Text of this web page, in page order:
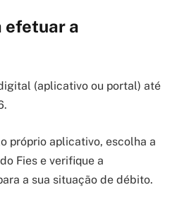
efetuar a
(aplicativo ou portal) até
próprio aplicativo, escolha a
Fies e verifique a
a sua situação de débito.